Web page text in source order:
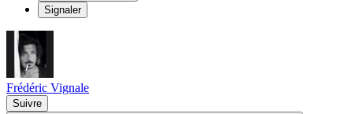
Signaler
Frédéric Vignale
Suivre